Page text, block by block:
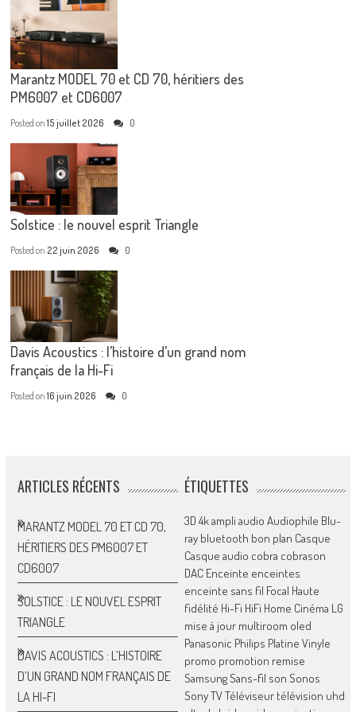
Marantz MODEL 70 et CD 70, héritiers des
PM6007 et CD6007
Posted on15 juillet 2026 0
Solstice : le nouvel esprit Triangle
Posted on 22 juin 2026 0
Davis Acoustics : l’histoire d’un grand nom
français de la Hi-Fi
Posted on16 juin 2026 0
ARTICLES RÉCENTS
MARANTZ MODEL 70 ET CD 70,
HÉRITIERS DES PM6007 ET
CD6007
SOLSTICE : LE NOUVEL ESPRIT
TRIANGLE
DAVIS ACOUSTICS : L’HISTOIRE
D’UN GRAND NOM FRANÇAIS DE
LA HI-FI
ÉTIQUETTES
3D 4kampli audio Audiophile Blu-
ray bluetooth bon plan Casque
Casque audio cobra cobrason
DAC Enceinte enceintes
enceinte sans fil Focal Haute
fidélité Hi-Fi HiFi Home Cinéma LG
mise à jour multiroom oled
Panasonic Philips Platine Vinyle
promo promotion remise
SamsungSans-fil son Sonos
SonyTVTéléviseur télévision uhd